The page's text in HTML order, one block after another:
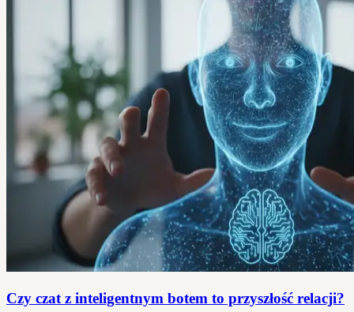
Czy czat z inteligentnym botem to przyszłość relacji?